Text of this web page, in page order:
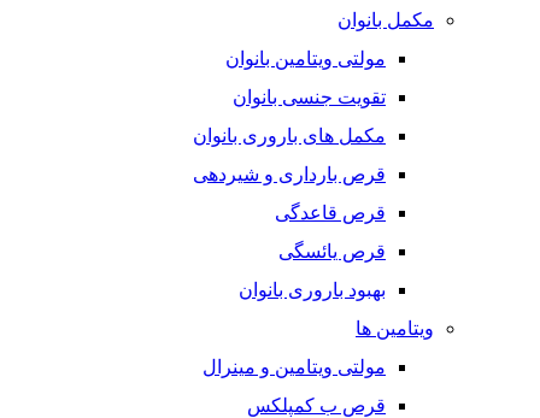
مکمل بانوان
مولتی ویتامین بانوان
تقویت جنسی بانوان
مکمل های باروری بانوان
قرص بارداری و شیردهی
قرص قاعدگی
قرص یائسگی
بهبود باروری بانوان
ویتامین ها
مولتی ویتامین و مینرال
قرص ب کمپلکس